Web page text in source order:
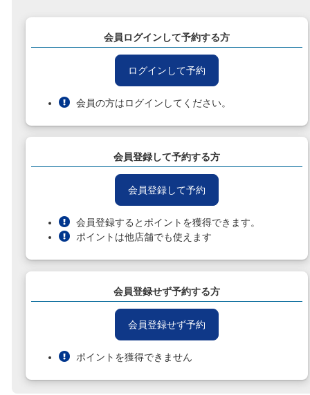
会員ログインして予約する方
ログインして予約
会員の方はログインしてください。
会員登録して予約する方
会員登録して予約
会員登録するとポイントを獲得できます。
ポイントは他店舗でも使えます
会員登録せず予約する方
会員登録せず予約
ポイントを獲得できません